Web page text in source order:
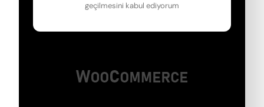
geçilmesini kabul ediyorum